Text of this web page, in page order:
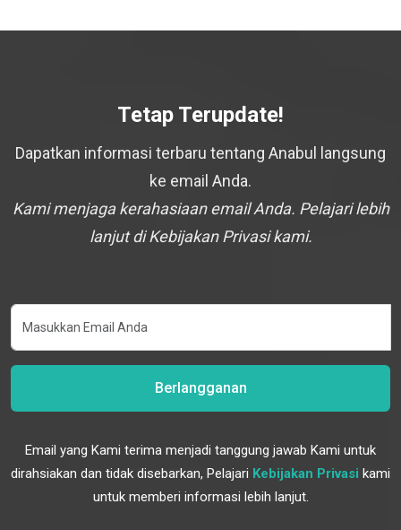
Tetap Terupdate!
Dapatkan informasi terbaru tentang Anabul langsung
ke email Anda.
Kami menjaga kerahasiaan email Anda. Pelajari lebih
lanjut di Kebijakan Privasi kami.
Berlangganan
Email yang Kami terima menjadi tanggung jawab Kami untuk
dirahsiakan dan tidak disebarkan, Pelajari Kebijakan Privasi kami
untuk memberi informasi lebih lanjut.